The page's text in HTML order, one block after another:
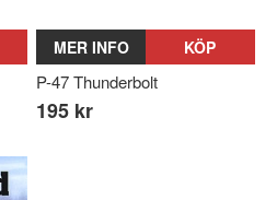
MER INFO KÖP
P-47 Thunderbolt
195 kr